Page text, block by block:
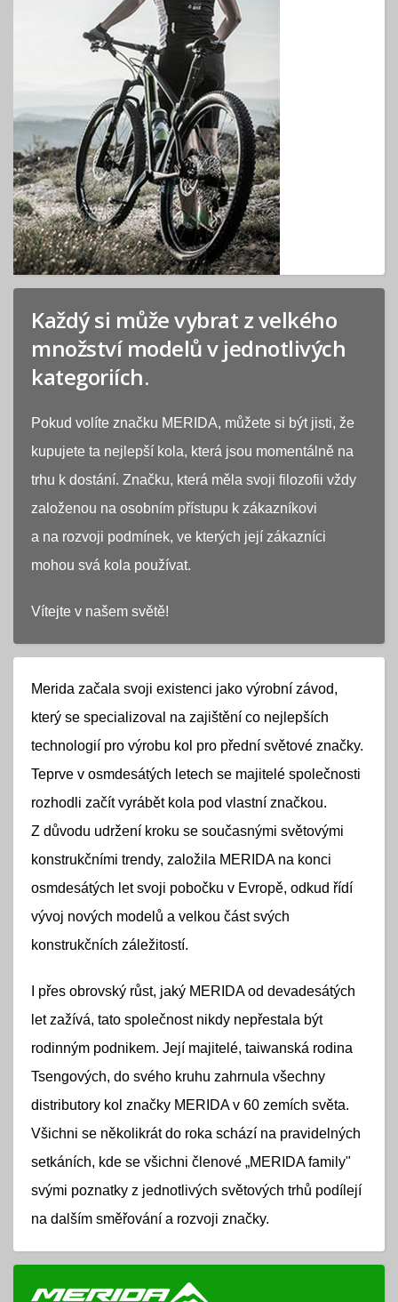
Každý si může vybrat z velkého
množství modelů v jednotlivých
kategoriích.
Pokud volíte značku MERIDA, můžete si být jisti, že
kupujete ta nejlepší kola, která jsou momentálně na
trhu k dostání. Značku, která měla svoji filozofii vždy
založenou na osobním přístupu k zákazníkovi
a na rozvoji podmínek, ve kterých její zákazníci
mohou svá kola používat.
Vítejte v našem světě!
Merida začala svoji existenci jako výrobní závod,
který se specializoval na zajištění co nejlepších
technologií pro výrobu kol pro přední světové značky.
Teprve v osmdesátých letech se majitelé společnosti
rozhodli začít vyrábět kola pod vlastní značkou.
Z důvodu udržení kroku se současnými světovými
konstrukčními trendy, založila MERIDA na konci
osmdesátých let svoji pobočku v Evropě, odkud řídí
vývoj nových modelů a velkou část svých
konstrukčních záležitostí.
I přes obrovský růst, jaký MERIDA od devadesátých
let zažívá, tato společnost nikdy nepřestala být
rodinným podnikem. Její majitelé, taiwanská rodina
Tsengových, do svého kruhu zahrnula všechny
distributory kol značky MERIDA v 60 zemích světa.
Všichni se několikrát do roka schází na pravidelných
setkáních, kde se všichni členové „MERIDA family"
svými poznatky z jednotlivých světových trhů podílejí
na dalším směřování a rozvoji značky.